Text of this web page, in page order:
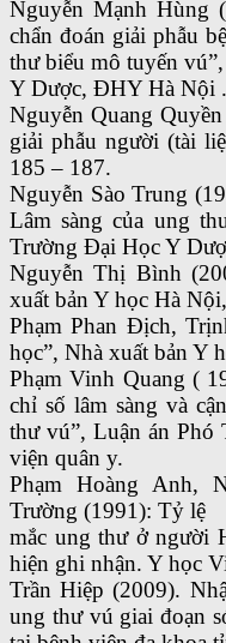
Nguyễn Mạnh Hùng
chẩn đoán giải phẫu
thư biểu mô tuyến
Y Dược, ĐHY Hà Nội .
Nguyễn Quang
giải phẫu người (tài
185 – 187.
Nguyễn Sào Trung
Lâm sàng của ung
Trường Đại Học Y
Nguyễn Thị Bình
xuất bản Y học Hà
Phạm Phan Địch,
học”, Nhà xuất bản Y
Phạm Vinh Quang (
chỉ số lâm sàng và
thư vú”, Luận án Phó
viện quân y.
Phạm Hoàng Anh,
Trường (1991): Tỷ lệ
mắc ung thư ở người
hiện ghi nhận. Y học
Trần Hiệp (2009).
ung thư vú giai đoạn